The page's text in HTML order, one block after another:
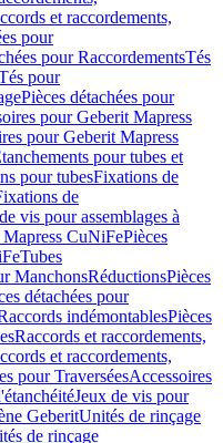
et raccordements,
pour
pour RaccordementsTés
pour
Pièces détachées pour
pour Geberit Mapress
pour Geberit Mapress
pour tubes et
pour tubesFixations de
de
vis pour assemblages à
CuNiFePièces
Tubes
ManchonsRéductionsPièces
détachées pour
indémontablesPièces
Raccords et raccordements,
et raccordements,
pour TraverséesAccessoires
Jeux de vis pour
GeberitUnités de rinçage
de rinçage